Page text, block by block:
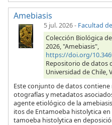
Amebiasis
5 jul. 2026- Facultad
Colección Biológica
2026, "Amebiasis",
https://doi.org/
Repositorio de datos
Universidad de Chile,
Este conjunto de datos
otografías y metadatos
agente etiológico de la
itos de Entamoeba histolytica
tamoeba histolytica en